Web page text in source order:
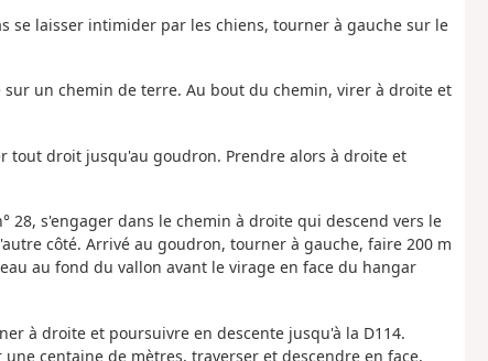
se laisser intimider par les chiens, tourner à gauche sur le
un chemin de terre. Au bout du chemin, virer à droite et
tout droit jusqu'au goudron. Prendre alors à droite et
28, s'engager dans le chemin à droite qui descend vers le
côté. Arrivé au goudron, tourner à gauche, faire 200 m
au fond du vallon avant le virage en face du hangar
à droite et poursuivre en descente jusqu'à la D114.
centaine de mètres, traverser et descendre en face,